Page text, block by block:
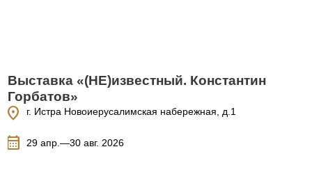
Выставка «(НЕ)известный. Константин
Горбатов»
location_on г. Истра Новоиерусалимская набережная, д.1
calendar_month 29 апр.—30 авг. 2026